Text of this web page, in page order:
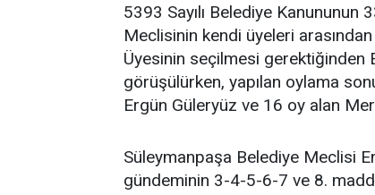
5393 Sayılı Belediye Kanununun
Meclisinin kendi üyeleri
Üyesinin seçilmesi gerektiğinden
görüşülürken, yapılan oylama
Ergün Güleryüz ve 16 oy alan
Süleymanpaşa Belediye Meclisi
gündeminin 3-4-5-6-7 ve 8.